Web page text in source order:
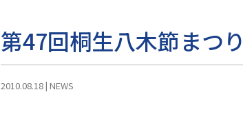
第47回桐生八木節まつ
2010.08.18| NEWS